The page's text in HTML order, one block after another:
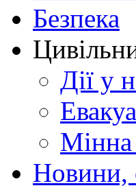
Безпека
Дії у
Мінна
Новини,